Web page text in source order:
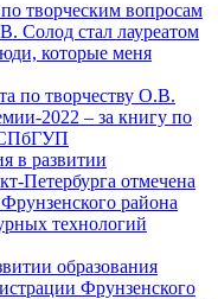
по творчеству О.В.
2022 – за книгу по
СПбГУП
образования
Фрунзенского